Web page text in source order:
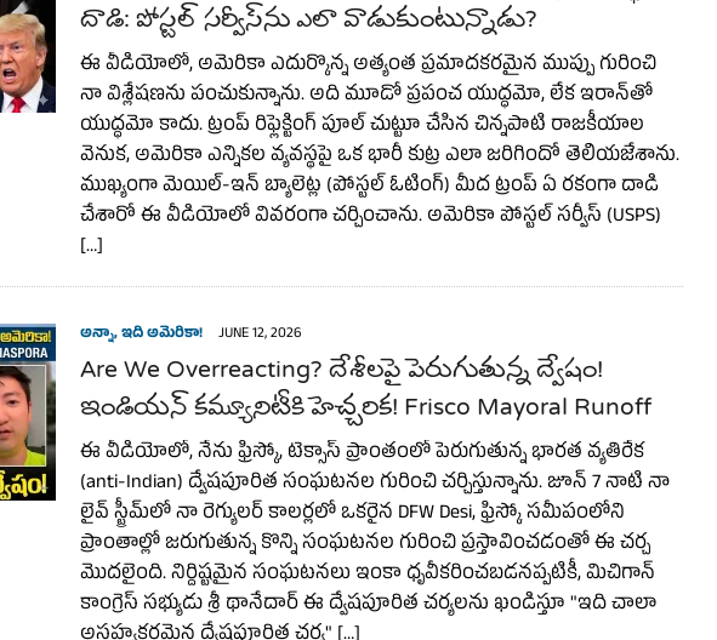
దాడి: పోస్టల్ సర్వీస్‌ను ఎలా వాడుకుంటున్నాడు?
ఈ వీడియోలో, అమెరికా ఎదుర్కొన్న అత్యంత ప్రమాదకరమైన ముప్పు గురించి
నా విశ్లేషణను పంచుకున్నాను. అది మూడో ప్రపంచ యుద్ధమో, లేక ఇరాన్‌తో
యుద్ధమో కాదు. ట్రంప్ రిఫ్లెక్టింగ్ పూల్ చుట్టూ చేసిన చిన్నపాటి రాజకీయాల
వెనుక, అమెరికా ఎన్నికల వ్యవస్థపై ఒక భారీ కుట్ర ఎలా జరిగిందో తెలియజేశాను.
ముఖ్యంగా మెయిల్-ఇన్ బ్యాలెట్ల (పోస్టల్ ఓటింగ్) మీద ట్రంప్ ఏ రకంగా దాడి
చేశారో ఈ వీడియోలో వివరంగా చర్చించాను. అమెరికా పోస్టల్ సర్వీస్ (USPS)
[…]
అన్నా, ఇది అమెరికా! JUNE 12, 2026
Are We Overreacting? దేశీలపై పెరుగుతున్న ద్వేషం!
ఇండియన్ కమ్యూనిటీకి హెచ్చరిక! Frisco Mayoral Runoff
ఈ వీడియోలో, నేను ఫ్రిస్కో, టెక్సాస్ ప్రాంతంలో పెరుగుతున్న భారత వ్యతిరేక
(anti-Indian) ద్వేషపూరిత సంఘటనల గురించి చర్చిస్తున్నాను. జూన్ 7 నాటి నా
లైవ్ స్ట్రీమ్‌లో నా రెగ్యులర్ కాలర్లలో ఒకరైన DFW Desi, ఫ్రిస్కో సమీపంలోని
ప్రాంతాల్లో జరుగుతున్న కొన్ని సంఘటనల గురించి ప్రస్తావించడంతో ఈ చర్చ
మొదలైంది. నిర్దిష్టమైన సంఘటనలు ఇంకా ధృవీకరించబడనప్పటికీ, మిచిగాన్
కాంగ్రెస్ సభ్యుడు శ్రీ థానేదార్ ఈ ద్వేషపూరిత చర్యలను ఖండిస్తూ "ఇది చాలా